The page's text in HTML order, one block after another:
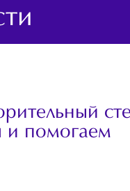
и помогаем